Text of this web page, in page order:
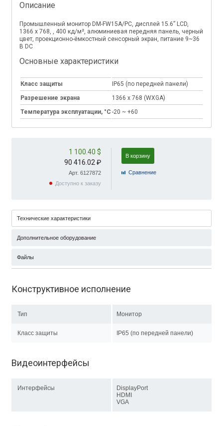
Описание
Промышленный монитор DM-FW15A/PC, дисплей 15.6” LCD,
1366 x 768, , 400 кд/м², алюминиевая передняя панель, черный
цвет, проекционно-ёмкостный сенсорный экран, питание 9~36
В DC
Основные характеристики
Класс защиты
IP65 (по передней панели)
Разрешение экрана
1366 x 768 (WXGA)
Температура эксплуатации, °C -20 ~ +60
1 100.40 $
90 416.02 ₽
Арт. 6127872
Доступно к заказу
В корзину
Cравнение
Технические характеристики
Дополнительное оборудование
Файлы
Конструктивное исполнение
Тип Монитор
Класс защиты IP65 (по передней панели)
Видеоинтерфейсы
Интерфейсы
DisplayPort
HDMI
VGA